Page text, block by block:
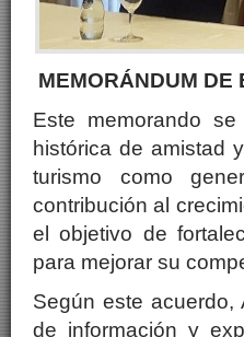
MEMORÁNDUM DE
Este memorando
histórica de amistad
turismo como
contribución al
el objetivo de
para mejorar su
Según este acuerdo,
de información y